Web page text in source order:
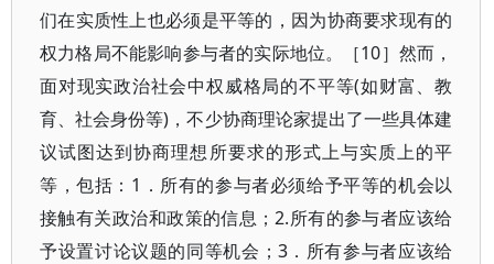
们在实质性上也必须是平等的，因为协商要求现有的
权力格局不能影响参与者的实际地位。［10］然而，
面对现实政治社会中权威格局的不平等(如财富、教
育、社会身份等)，不少协商理论家提出了一些具体建
议试图达到协商理想所要求的形式上与实质上的平
等，包括：1．所有的参与者必须给予平等的机会以
接触有关政治和政策的信息；2.所有的参与者应该给
予设置讨论议题的同等机会；3．所有参与者应该给